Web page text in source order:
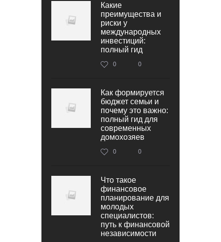
Какие
преимущества и
риски у
международных
инвестиций:
полный гид
0 0
Как формируется
бюджет семьи и
почему это важно:
полный гид для
современных
домохозяев
0 0
Что такое
финансовое
планирование для
молодых
специалистов:
путь к финансовой
независимости